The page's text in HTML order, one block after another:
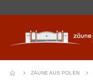
ZÄUNE AUS POLEN